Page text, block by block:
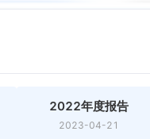
2022年度报告
2023-04-21